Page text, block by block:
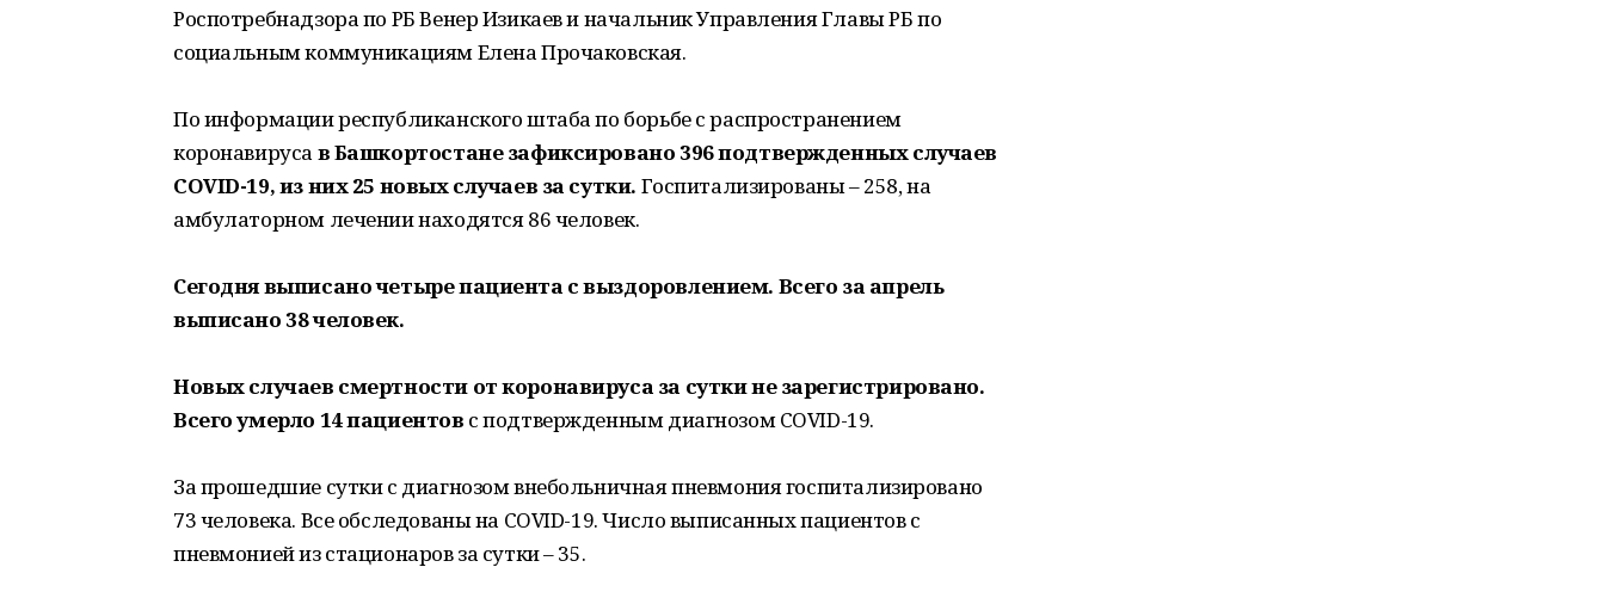
Роспотребнадзора по РБ Венер Изикаев и начальник Управления Главы РБ по
социальным коммуникациям Елена Прочаковская.
По информации республиканского штаба по борьбе с распространением
коронавируса в Башкортостане зафиксировано 396 подтвержденных случаев
COVID-19, из них 25 новых случаев за сутки. Госпитализированы – 258, на
амбулаторном лечении находятся 86 человек.
Сегоднявыписано четыре пациента с выздоровлением. Всего за апрель
выписано 38 человек.
Новых случаев смертности от коронавируса за сутки не зарегистрировано.
Всего умерло 14 пациентов с подтвержденным диагнозом COVID-19.
За прошедшие сутки с диагнозом внебольничная пневмония госпитализировано
73 человека. Все обследованы на COVID-19. Число выписанных пациентов с
пневмонией из стационаров за сутки – 35.